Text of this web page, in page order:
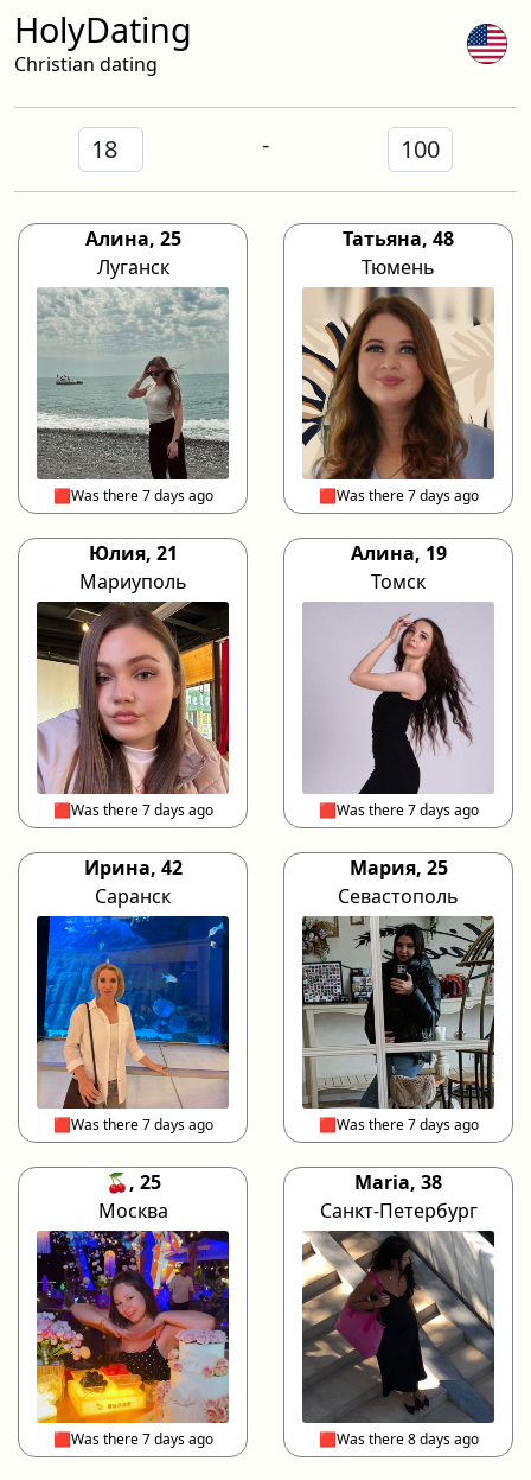
HolyDating
Christian dating
-
Алина, 25
Луганск
🟥Was there 7 days ago
Татьяна, 48
Тюмень
🟥Was there 7 days ago
Юлия, 21
Мариуполь
🟥Was there 7 days ago
Алина, 19
Томск
🟥Was there 7 days ago
Ирина, 42
Саранск
🟥Was there 7 days ago
Мария, 25
Севастополь
🟥Was there 7 days ago
🍒, 25
Москва
🟥Was there 7 days ago
Maria, 38
Санкт-Петербург
🟥Was there 8 days ago